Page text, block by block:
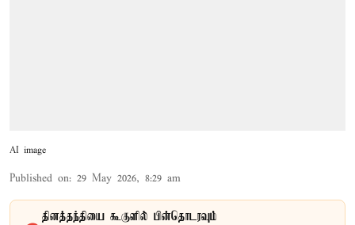
AI image
Published on: 29 May 2026, 8:29 am
தினத்தந்தியை கூகுளில் பின்தொடரவும்